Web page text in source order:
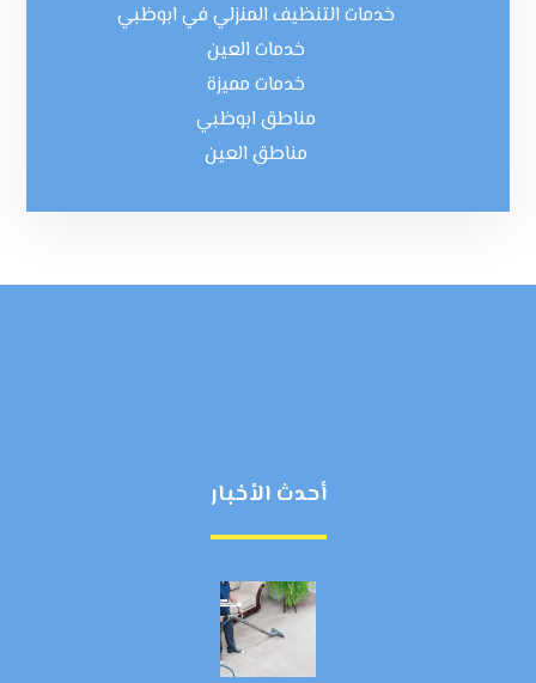
خدمات التنظيف المنزلي في ابوظبي
خدمات العين
خدمات مميزة
مناطق ابوظبي
مناطق العين
أحدث الأخبار